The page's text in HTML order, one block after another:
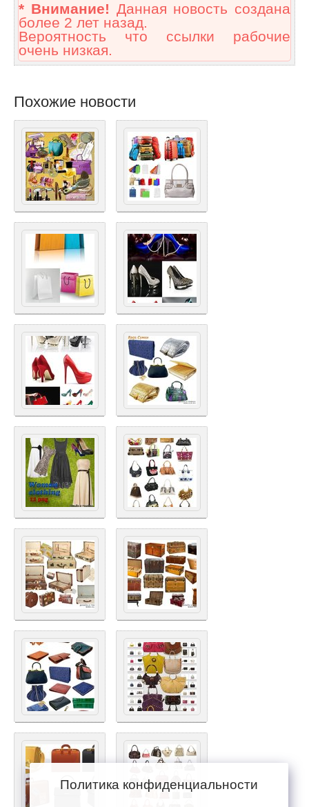
* Внимание! Данная новость создана
более 2 лет назад.
Вероятность что ссылки рабочие
очень низкая.
Похожие новости
Политика конфиденциальности